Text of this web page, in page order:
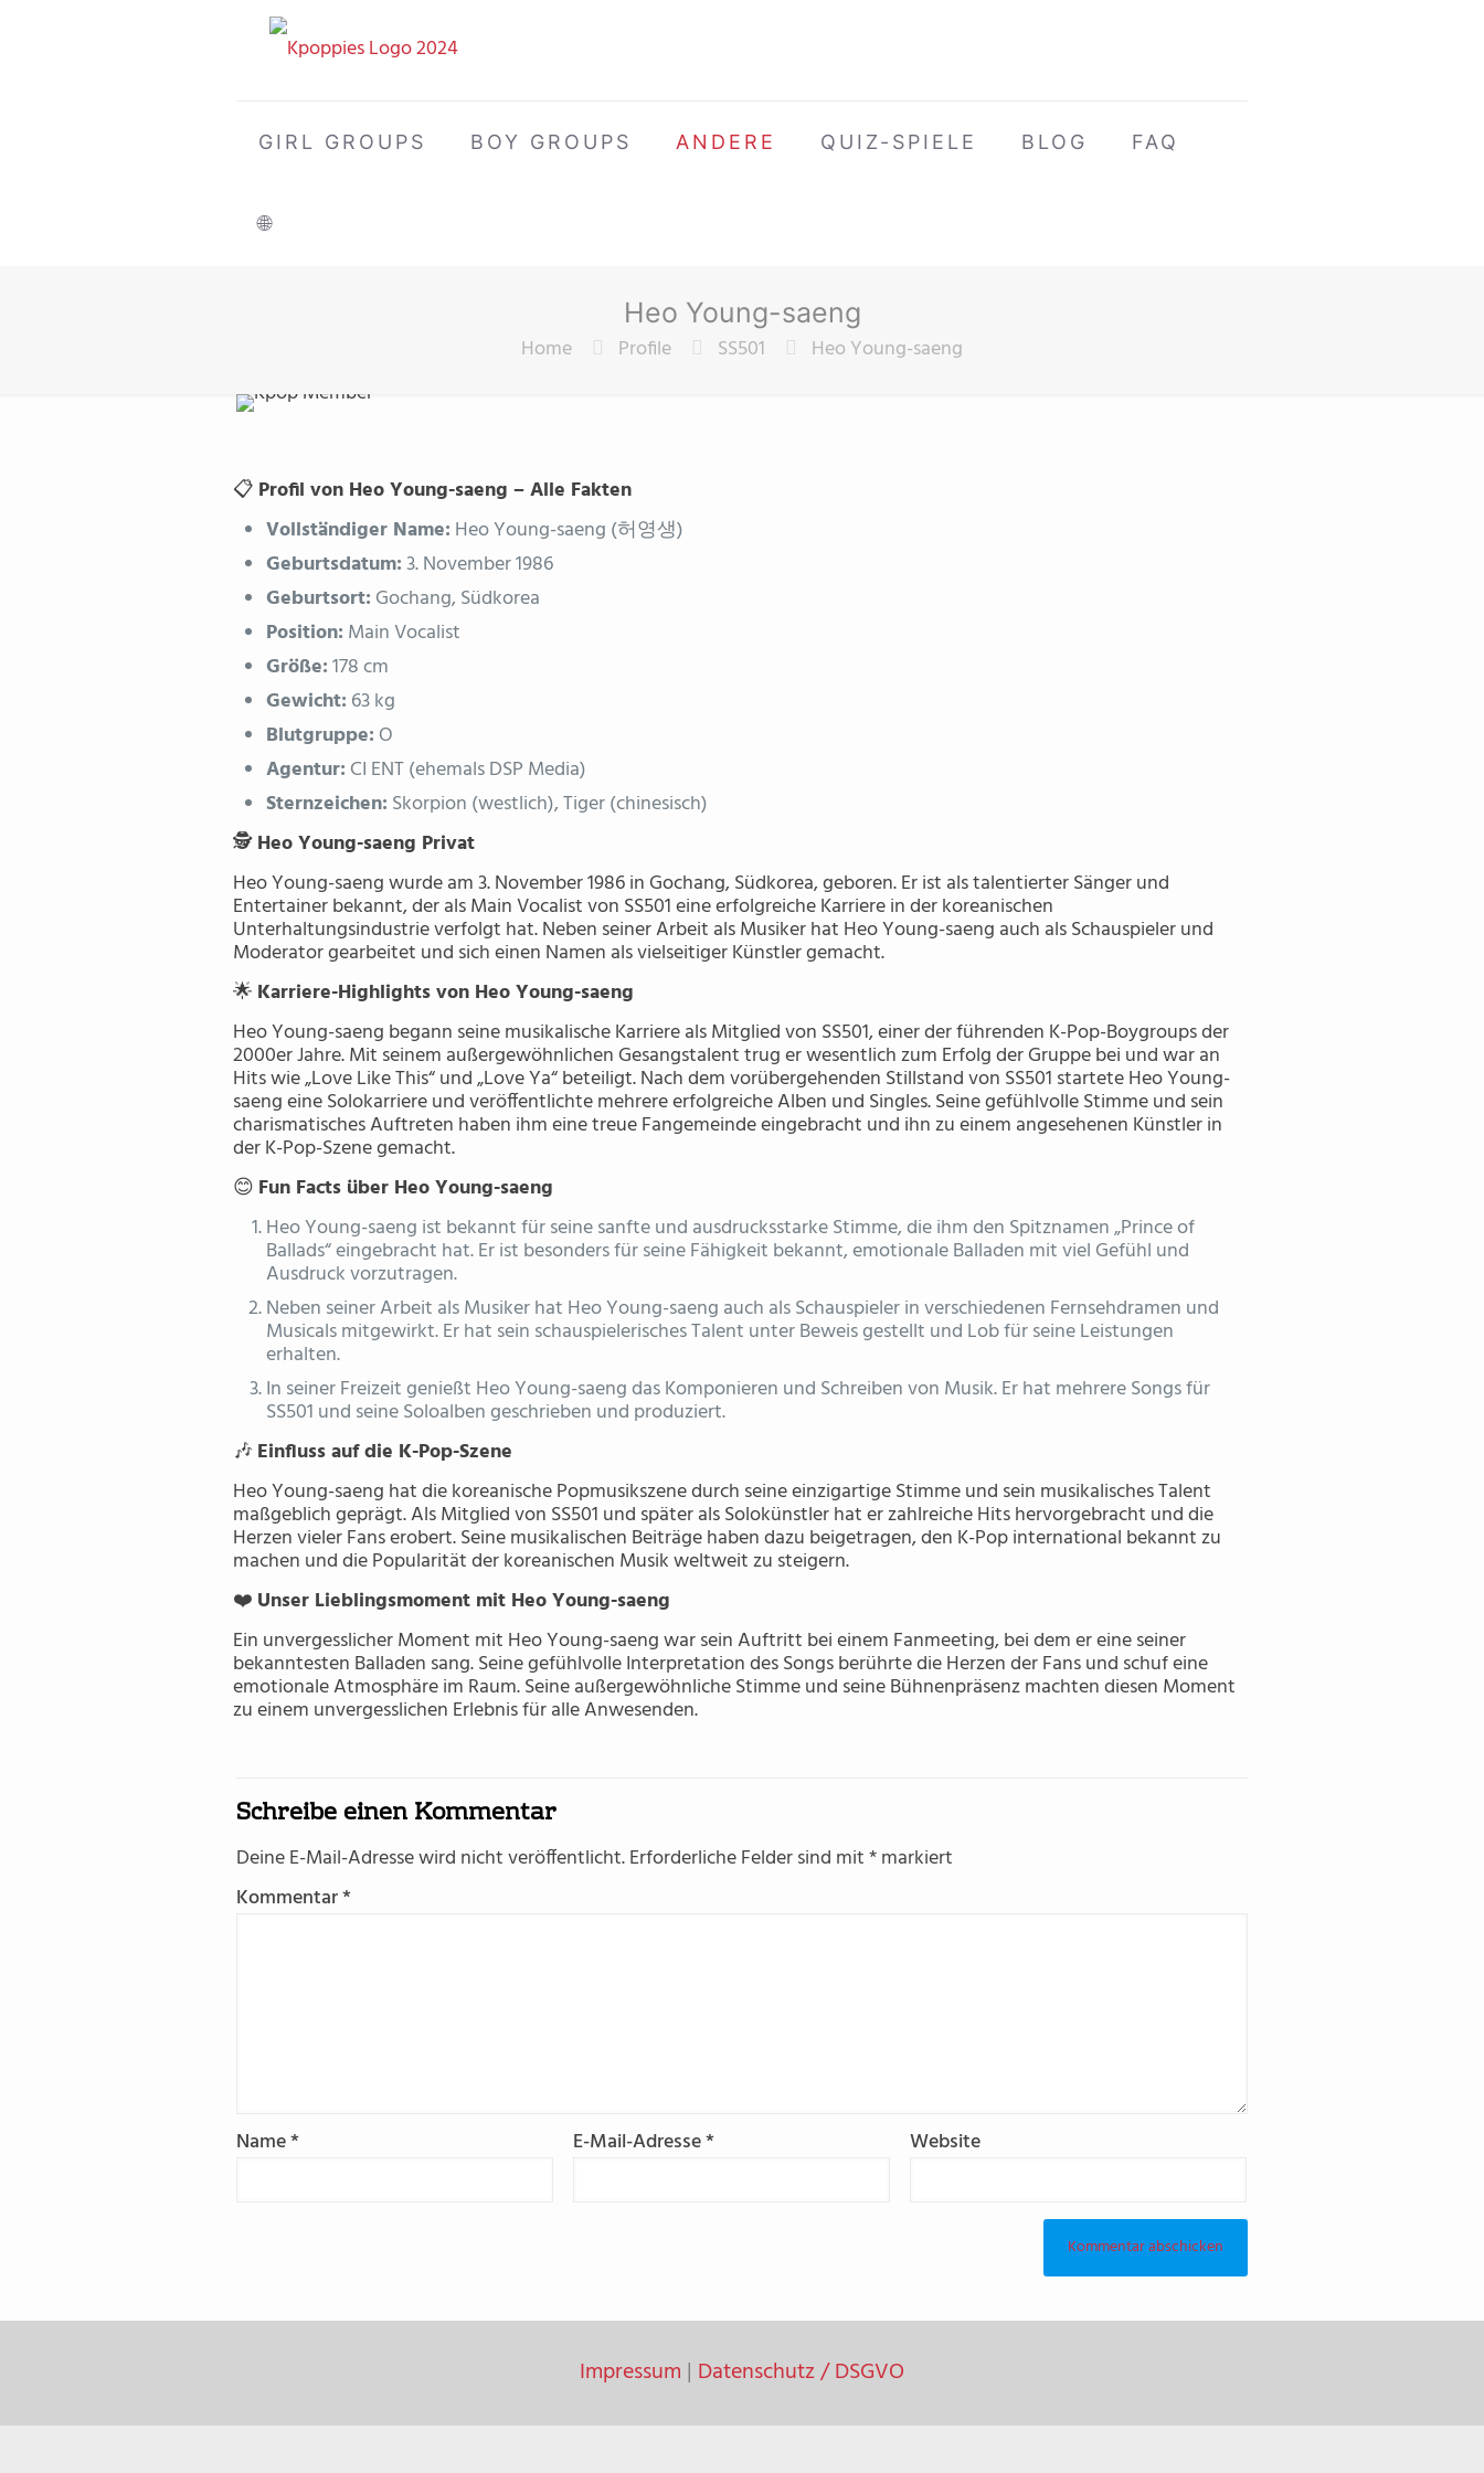
GIRL GROUPS BOY GROUPS ANDERE QUIZ-SPIELE BLOG FAQ
🌐
Heo Young-saeng
Home Profile SS501 Heo Young-saeng
📋 Profil von Heo Young-saeng – Alle Fakten
Vollständiger Name: Heo Young-saeng (허영생)
Geburtsdatum:3. November 1986
Geburtsort: Gochang, Südkorea
Position: Main Vocalist
Größe:178 cm
Gewicht: 63 kg
Blutgruppe: O
Agentur: CI ENT (ehemals DSP Media)
Sternzeichen: Skorpion (westlich), Tiger (chinesisch)
🕵️Heo Young-saeng Privat
Heo Young-saeng wurde am 3. November 1986 in Gochang, Südkorea, geboren. Er ist als talentierter Sänger und
Entertainer bekannt, der als Main Vocalist von SS501 eine erfolgreiche Karriere in der koreanischen
Unterhaltungsindustrie verfolgt hat. Neben seiner Arbeit als Musiker hat Heo Young-saeng auch als Schauspieler und
Moderator gearbeitet und sich einen Namen als vielseitiger Künstler gemacht.
🌟 Karriere-Highlights von Heo Young-saeng
Heo Young-saeng begann seine musikalische Karriere als Mitglied von SS501, einer der führenden K-Pop-Boygroups der
2000er Jahre. Mit seinem außergewöhnlichen Gesangstalent trug er wesentlich zum Erfolg der Gruppe bei und war an
Hits wie „Love Like This“ und „Love Ya“ beteiligt. Nach dem vorübergehenden Stillstand von SS501 startete Heo Young-
saeng eine Solokarriere und veröffentlichte mehrere erfolgreiche Alben und Singles. Seine gefühlvolle Stimme und sein
charismatisches Auftreten haben ihm eine treue Fangemeinde eingebracht und ihn zu einem angesehenen Künstler in
der K-Pop-Szene gemacht.
😊 Fun Facts über Heo Young-saeng
Heo Young-saeng ist bekannt für seine sanfte und ausdrucksstarke Stimme, die ihm den Spitznamen „Prince of
Ballads“ eingebracht hat. Er ist besonders für seine Fähigkeit bekannt, emotionale Balladen mit viel Gefühl und
Ausdruck vorzutragen.
Neben seiner Arbeit als Musiker hat Heo Young-saeng auch als Schauspieler in verschiedenen Fernsehdramen und
Musicals mitgewirkt. Er hat sein schauspielerisches Talent unter Beweis gestellt und Lob für seine Leistungen
erhalten.
In seiner Freizeit genießt Heo Young-saeng das Komponieren und Schreiben von Musik. Er hat mehrere Songs für
SS501 und seine Soloalben geschrieben und produziert.
🎶 Einfluss auf die K-Pop-Szene
Heo Young-saeng hat die koreanische Popmusikszene durch seine einzigartige Stimme und sein musikalisches Talent
maßgeblich geprägt. Als Mitglied von SS501 und später als Solokünstler hat er zahlreiche Hits hervorgebracht und die
Herzen vieler Fans erobert. Seine musikalischen Beiträge haben dazu beigetragen, den K-Pop international bekannt zu
machen und die Popularität der koreanischen Musik weltweit zu steigern.
❤️ Unser Lieblingsmoment mit Heo Young-saeng
Ein unvergesslicher Moment mit Heo Young-saeng war sein Auftritt bei einem Fanmeeting, bei dem er eine seiner
bekanntesten Balladen sang. Seine gefühlvolle Interpretation des Songs berührte die Herzen der Fans und schuf eine
emotionale Atmosphäre im Raum. Seine außergewöhnliche Stimme und seine Bühnenpräsenz machten diesen Moment
zu einem unvergesslichen Erlebnis für alle Anwesenden.
Schreibe einen Kommentar
Deine E-Mail-Adresse wird nicht veröffentlicht.Erforderliche Felder sind mit*markiert
Kommentar*
Name* E-Mail-Adresse* Website
Impressum | Datenschutz / DSGVO